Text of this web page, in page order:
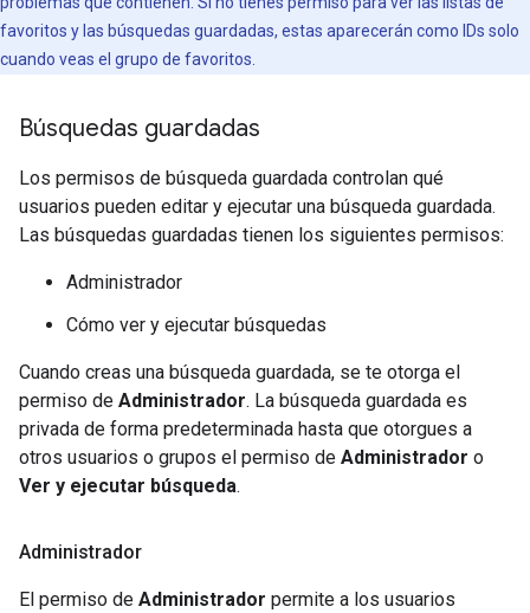
favoritos y las búsquedas guardadas, estas aparecerán como IDs solo
cuando veas el grupo de favoritos.
Búsquedas guardadas
Los permisos de búsqueda guardada controlan qué
usuarios pueden editar y ejecutar una búsqueda guardada.
Las búsquedas guardadas tienen los siguientes permisos:
Administrador
Cómo ver y ejecutar búsquedas
Cuando creas una búsqueda guardada, se te otorga el
permiso de Administrador. La búsqueda guardada es
privada de forma predeterminada hasta que otorgues a
otros usuarios o grupos el permiso de Administrador o
Ver y ejecutar búsqueda.
Administrador
El permiso de Administrador permite a los usuarios